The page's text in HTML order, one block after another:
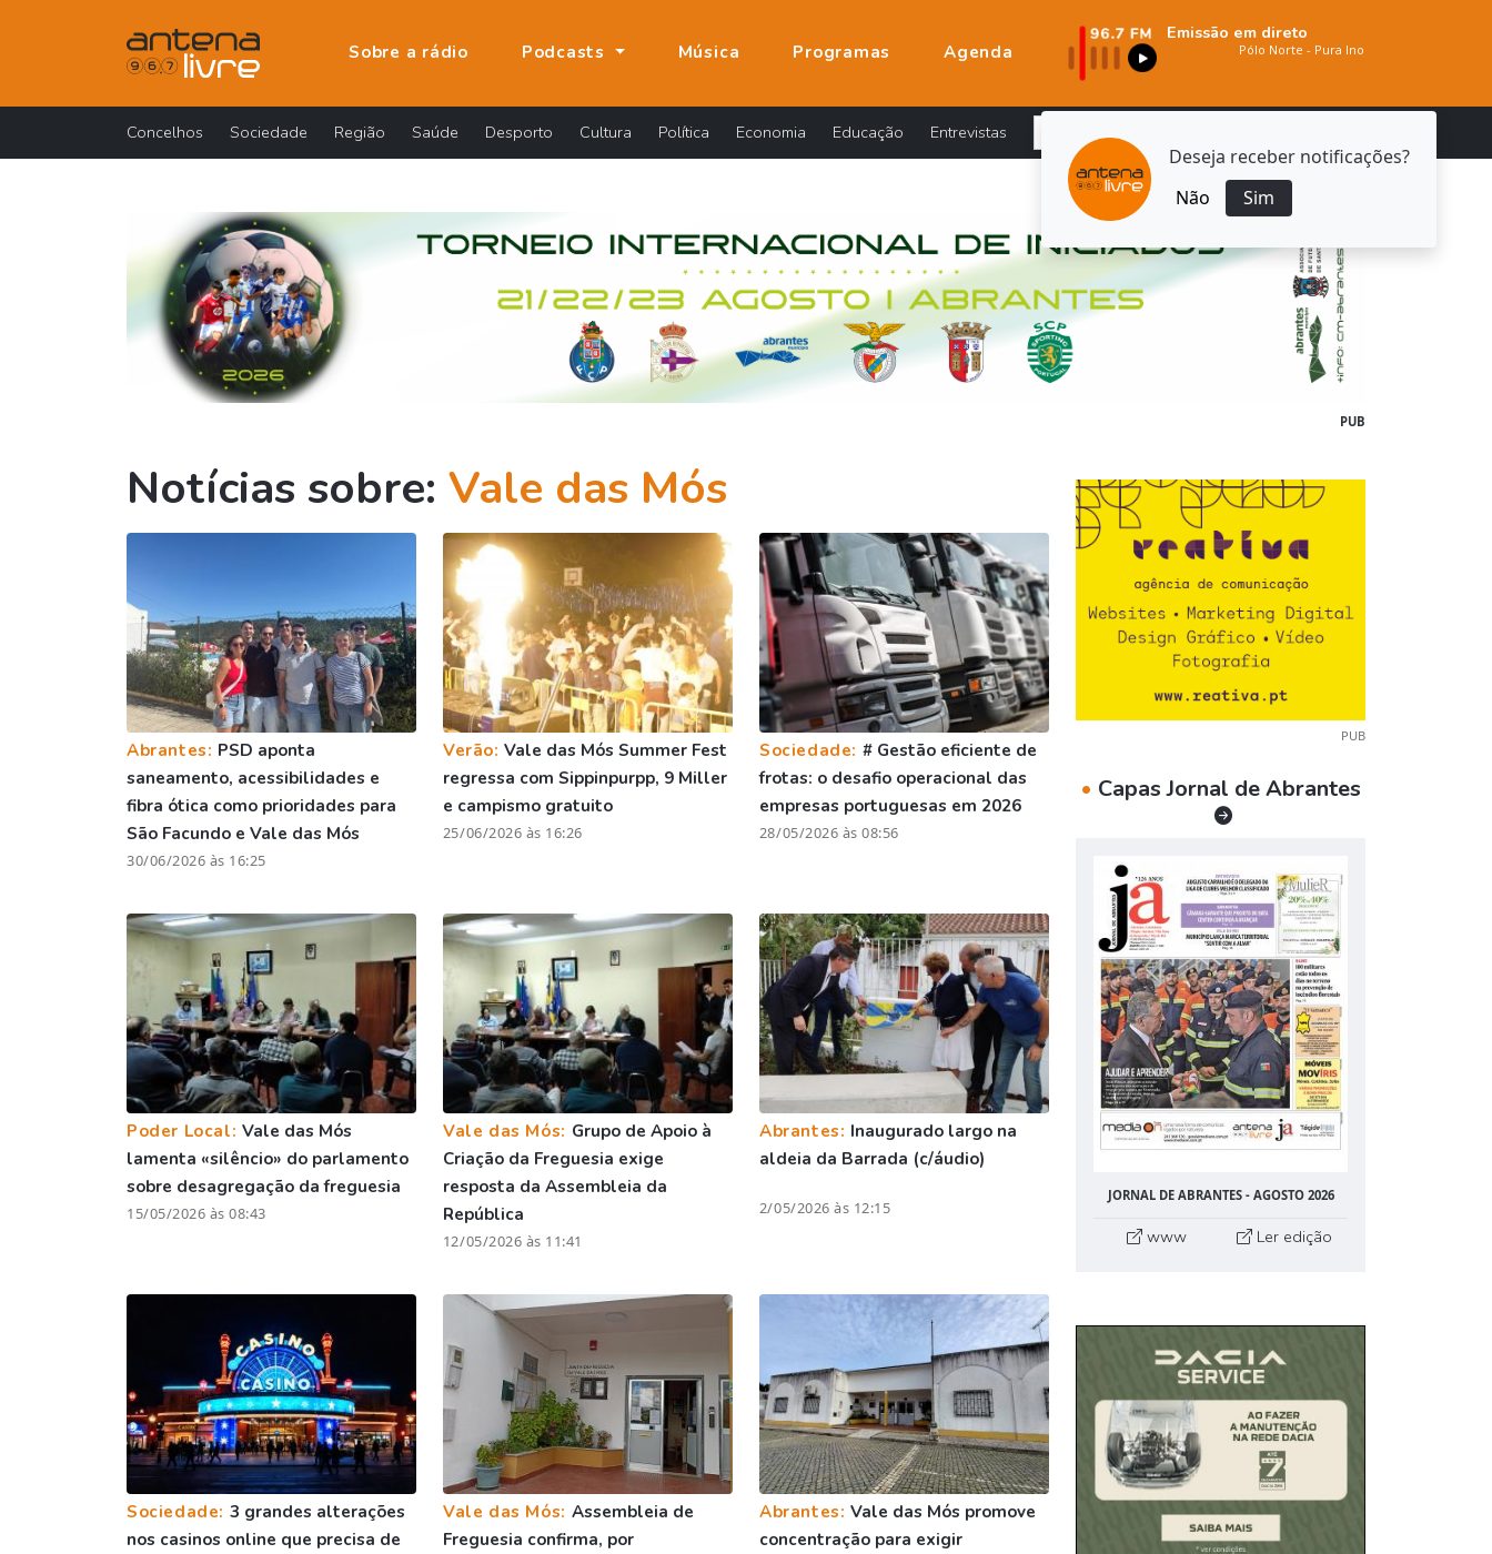
Deseja receber notificações?
Não
Sim
Sobre a rádio Podcasts Música Programas Agenda
Emissão em direto
Concelhos Sociedade Região Saúde Desporto Cultura Política Economia Educação Entrevistas
PUB
Notícias sobre: Vale das Mós
Abrantes: PSD aponta
saneamento, acessibilidades e
fibra ótica como prioridades para
São Facundo e Vale das Mós
30/06/2026 às 16:25
Verão:Vale das Mós Summer Fest
regressa com Sippinpurpp, 9 Miller
e campismo gratuito
25/06/2026 às 16:26
Sociedade: # Gestão eficiente de
frotas: o desafio operacional das
empresas portuguesas em 2026
28/05/2026 às 08:56
Poder Local: Vale das Mós
lamenta «silêncio» do parlamento
sobre desagregação da freguesia
15/05/2026 às 08:43
Vale das Mós: Grupo de Apoio à
Criação da Freguesia exige
resposta da Assembleia da
República
12/05/2026 às 11:41
Abrantes: Inaugurado largo na
aldeia da Barrada (c/áudio)
2/05/2026 às 12:15
Sociedade: 3 grandes alterações
nos casinos online que precisa de
Vale das Mós: Assembleia de
Freguesia confirma, por
Abrantes:Vale das Mós promove
concentração para exigir
PUB
• Capas Jornal de Abrantes
JORNAL DE ABRANTES - AGOSTO 2026
www Ler edição